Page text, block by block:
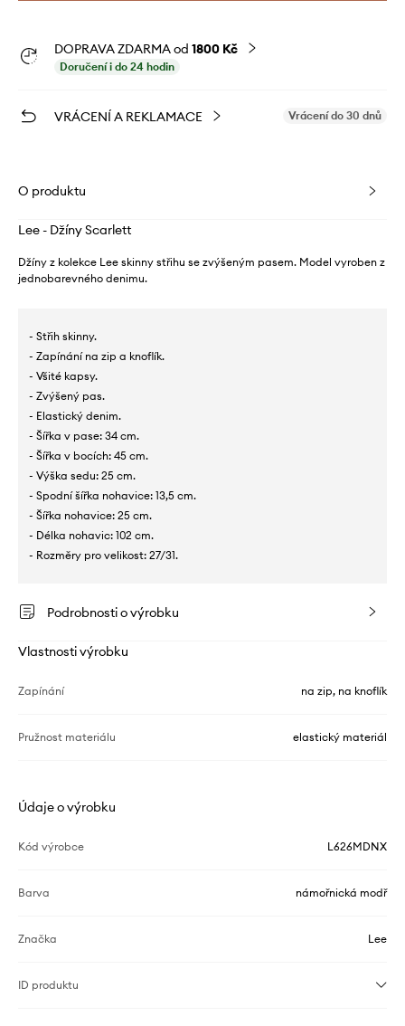
DOPRAVA ZDARMA od 1800 Kč
Doručení i do 24 hodin
VRÁCENÍ A REKLAMACE Vrácení do 30 dnů
O produktu
Lee - Džíny Scarlett
Džíny z kolekce Lee skinny střihu se zvýšeným pasem. Model vyroben z
jednobarevného denimu.
- Střih skinny.
- Zapínání na zip a knoflík.
- Všité kapsy.
- Zvýšený pas.
- Elastický denim.
- Šířka v pase: 34 cm.
- Šířka v bocích: 45 cm.
- Výška sedu: 25 cm.
- Spodní šířka nohavice: 13,5 cm.
- Šířka nohavice: 25 cm.
- Délka nohavic: 102 cm.
- Rozměry pro velikost: 27/31.
Podrobnosti o výrobku
Vlastnosti výrobku
Zapínání na zip, na knoflík
Pružnost materiálu elastický materiál
Údaje o výrobku
Kód výrobce L626MDNX
Barva námořnická modř
Značka Lee
ID produktu